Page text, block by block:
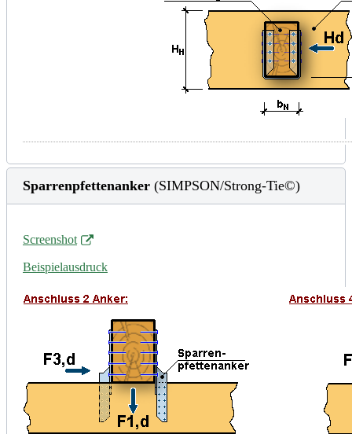
Sparrenpfettenanker (SIMPSON/Strong-Tie©)
Screenshot
Beispielausdruck